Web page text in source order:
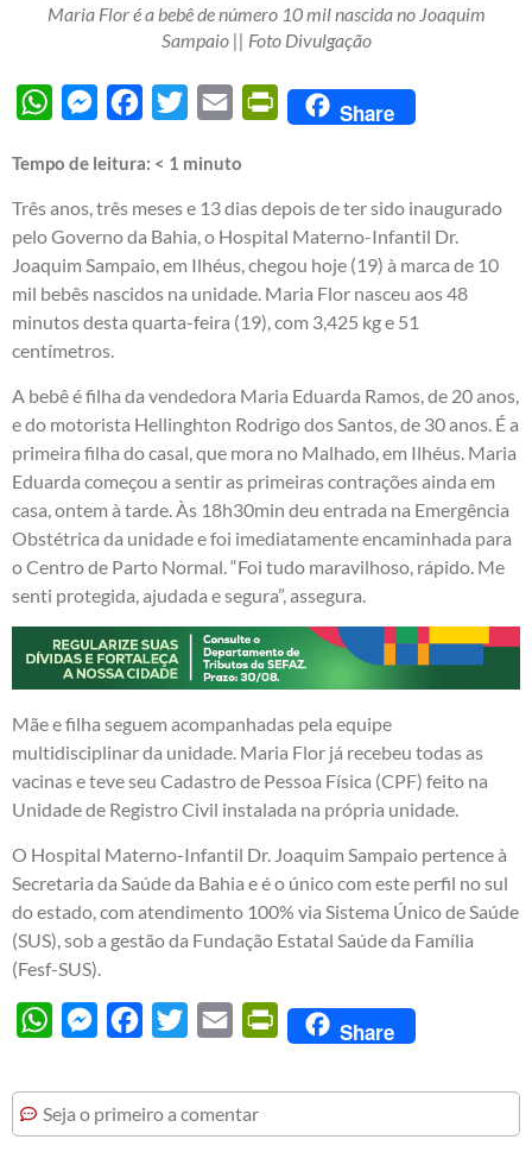
Maria Flor é a bebê de número 10 mil nascida no Joaquim
Sampaio || Foto Divulgação
WhatsAppMessengerFacebook
Twitter Email PrintFriendly
Share
Tempo de leitura: < 1 minuto
Três anos, três meses e 13 dias depois de ter sido inaugurado
pelo Governo da Bahia, o Hospital Materno-Infantil Dr.
Joaquim Sampaio, em Ilhéus, chegou hoje (19) à marca de 10
mil bebês nascidos na unidade. Maria Flor nasceu aos 48
minutos desta quarta-feira (19), com 3,425 kg e 51
centímetros.
A bebê é filha da vendedora Maria Eduarda Ramos, de 20 anos,
e do motorista Hellinghton Rodrigo dos Santos, de 30 anos. É a
primeira filha do casal, que mora no Malhado, em Ilhéus. Maria
Eduarda começou a sentir as primeiras contrações ainda em
casa, ontem à tarde. Às 18h30min deu entrada na Emergência
Obstétrica da unidade e foi imediatamente encaminhada para
o Centro de Parto Normal. “Foi tudo maravilhoso, rápido. Me
senti protegida, ajudada e segura”, assegura.
Mãe e filha seguem acompanhadas pela equipe
multidisciplinar da unidade. Maria Flor já recebeu todas as
vacinas e teve seu Cadastro de Pessoa Física (CPF) feito na
Unidade de Registro Civil instalada na própria unidade.
O Hospital Materno-Infantil Dr. Joaquim Sampaio pertence à
Secretaria da Saúde da Bahia e é o único com este perfil no sul
do estado, com atendimento 100% via Sistema Único de Saúde
(SUS), sob a gestão da Fundação Estatal Saúde da Família
(Fesf-SUS).
WhatsAppMessengerFacebook
Twitter Email PrintFriendly
Share
Seja o primeiro a comentar